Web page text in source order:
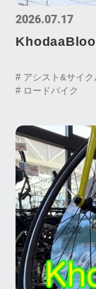
2026.07.17
# アシスト&サイ
# ロードバイク